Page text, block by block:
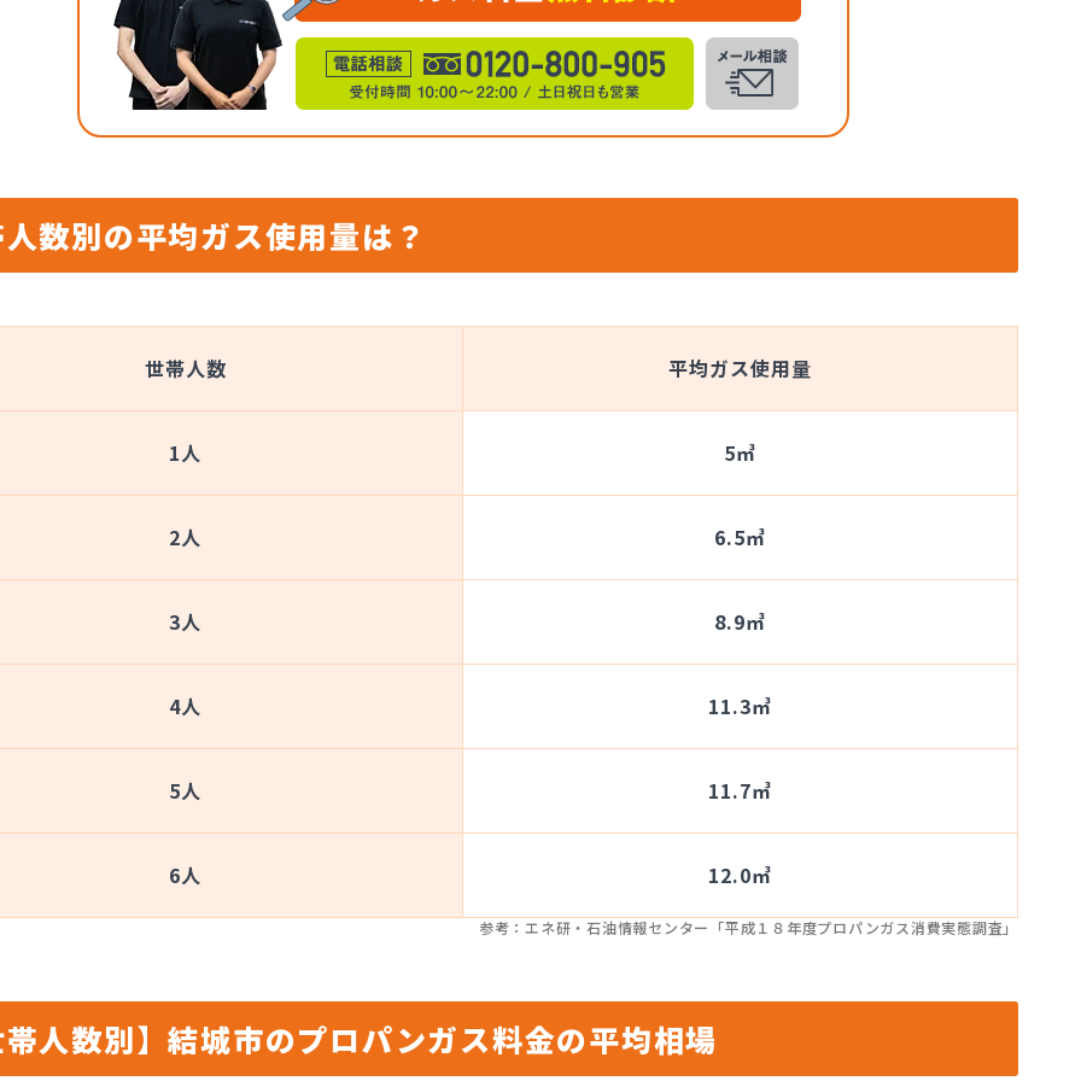
数別の平均ガス使用量は？
世帯人数 平均ガス使用量
1人 5㎥
2人 6.5㎥
3人 8.9㎥
4人 11.3㎥
5人 11.7㎥
6人 12.0㎥
参考：エネ研・石油情報センター「平成１８年度プロパンガス消費実態調査」
人数別】結城市のプロパンガス料金の平均相場